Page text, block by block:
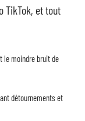
TikTok, et tout
le moindre bruit de
détournements et